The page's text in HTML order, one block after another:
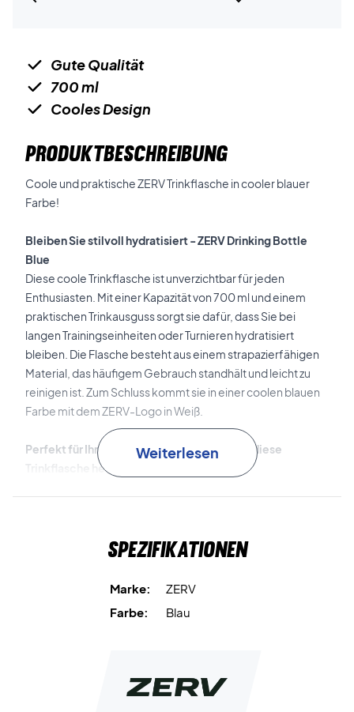
Gute Qualität
700 ml
Cooles Design
PRODUKTBESCHREIBUNG
Coole und praktische ZERV Trinkflasche in cooler blauer
Farbe!
Bleiben Sie stilvoll hydratisiert - ZERV Drinking Bottle
Blue
Diese coole Trinkflasche ist unverzichtbar für jeden
Enthusiasten. Mit einer Kapazität von 700 ml und einem
praktischen Trinkausguss sorgt sie dafür, dass Sie bei
langen Trainingseinheiten oder Turnieren hydratisiert
bleiben. Die Flasche besteht aus einem strapazierfähigen
Material, das häufigem Gebrauch standhält und leicht zu
reinigen ist. Zum Schluss kommt sie in einer coolen blauen
Farbe mit dem ZERV-Logo in Weiß.
Perfekt für Ihr nächstes Match - kaufen Sie diese
Trinkflasche heute!
Weiterlesen
Spezifikationen
Marke:
ZERV
Farbe:
Blau